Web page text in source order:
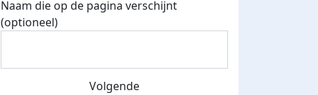
Naam die op de pagina verschijnt
(optioneel)
Volgende